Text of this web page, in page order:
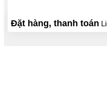
Đặt hàng, thanh toán